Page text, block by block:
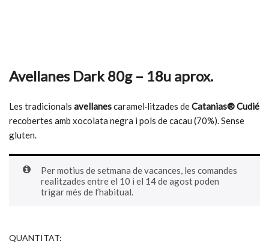
Avellanes Dark 80g – 18u aprox.
Les tradicionals avellanescaramel·litzades deCatanias® Cudié
recobertes amb xocolata negra i pols de cacau (70%). Sense
gluten.
Per motius de setmana de vacances, les comandes
realitzades entre el 10 i el 14 de agost poden
trigar més de l’habitual.
QUANTITAT: